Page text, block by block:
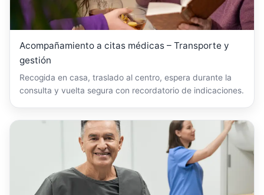
Acompañamiento a citas médicas – Transporte y
gestión
Recogida en casa, traslado al centro, espera durante la
consulta y vuelta segura con recordatorio de indicaciones.